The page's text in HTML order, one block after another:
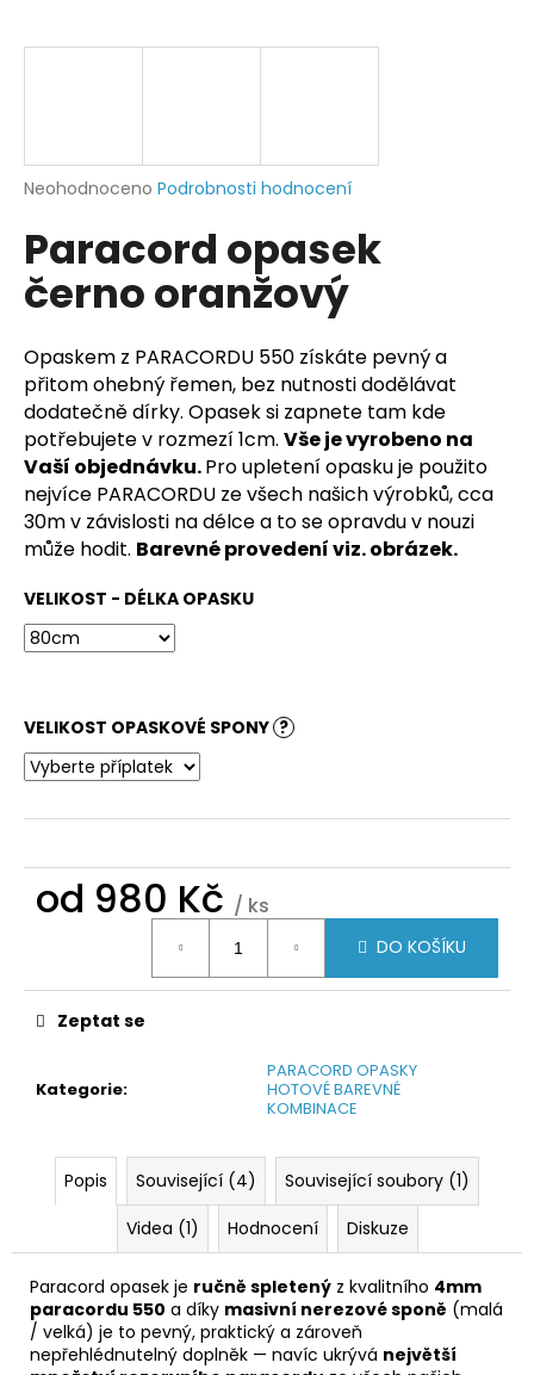
Průměrné
produktu
je
0,0
z
hvězdiček.
Neohodnoceno Podrobnosti hodnocení
Paracord opasek
černo oranžový
Opaskem z PARACORDU 550 získáte pevný a
přitom ohebný řemen, bez nutnosti dodělávat
dodatečně dírky. Opasek si zapnete tam kde
potřebujete v rozmezí 1cm. Vše je vyrobeno na
Vaší objednávku.Pro upletení opasku je použito
nejvíce PARACORDU ze všech našich výrobků, cca
30m v závislosti na délce a to se opravdu v nouzi
může hodit. Barevné provedení viz. obrázek.
VELIKOST - DÉLKA OPASKU
VELIKOST OPASKOVÉ SPONY ?
od 980 Kč / ks
DO KOŠÍKU
Kategorie:
PARACORD OPASKY
HOTOVÉ BAREVNÉ
KOMBINACE
Zeptat se
Popis Související (4)
Související soubory (1)
Videa (1)
Hodnocení Diskuze
Paracord opasek je ručně spletený z kvalitního 4mm
paracordu 550 a díky masivní nerezové sponě (malá
/ velká) je to pevný, praktický a zároveň
nepřehlédnutelný doplněk — navíc ukrývá největší
j
?
HLEDAT
D
o
p
o
r
u
č
u
j
e
m